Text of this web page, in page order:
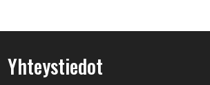
Yhteystiedot